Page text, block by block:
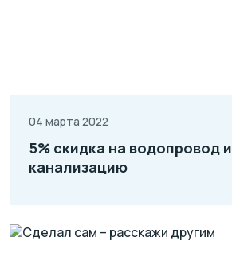
04 марта 2022
5% скидка на водопровод и
канализацию